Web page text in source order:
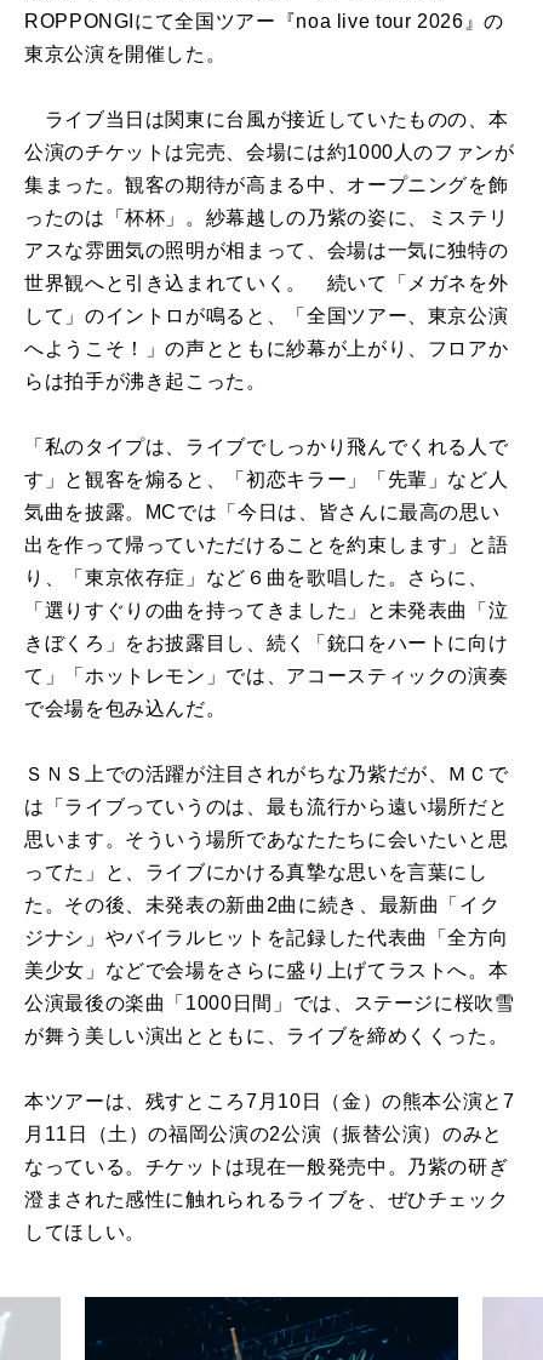
ROPPONGIにて全国ツアー『noa live tour 2026』の
東京公演を開催した。
ライブ当日は関東に台風が接近していたものの、本
公演のチケットは完売、会場には約1000人のファンが
集まった。観客の期待が高まる中、オープニングを飾
ったのは「杯杯」。紗幕越しの乃紫の姿に、ミステリ
アスな雰囲気の照明が相まって、会場は一気に独特の
世界観へと引き込まれていく。 続いて「メガネを外
して」のイントロが鳴ると、「全国ツアー、東京公演
へようこそ！」の声とともに紗幕が上がり、フロアか
らは拍手が沸き起こった。
「私のタイプは、ライブでしっかり飛んでくれる人で
す」と観客を煽ると、「初恋キラー」「先輩」など人
気曲を披露。MCでは「今日は、皆さんに最高の思い
出を作って帰っていただけることを約束します」と語
り、「東京依存症」など６曲を歌唱した。さらに、
「選りすぐりの曲を持ってきました」と未発表曲「泣
きぼくろ」をお披露目し、続く「銃口をハートに向け
て」「ホットレモン」では、アコースティックの演奏
で会場を包み込んだ。
ＳＮＳ上での活躍が注目されがちな乃紫だが、ＭＣで
は「ライブっていうのは、最も流行から遠い場所だと
思います。そういう場所であなたたちに会いたいと思
ってた」と、ライブにかける真摯な思いを言葉にし
た。その後、未発表の新曲2曲に続き、最新曲「イク
ジナシ」やバイラルヒットを記録した代表曲「全方向
美少女」などで会場をさらに盛り上げてラストへ。本
公演最後の楽曲「1000日間」では、ステージに桜吹雪
が舞う美しい演出とともに、ライブを締めくくった。
本ツアーは、残すところ7月10日（金）の熊本公演と7
月11日（土）の福岡公演の2公演（振替公演）のみと
なっている。チケットは現在一般発売中。乃紫の研ぎ
澄まされた感性に触れられるライブを、ぜひチェック
してほしい。